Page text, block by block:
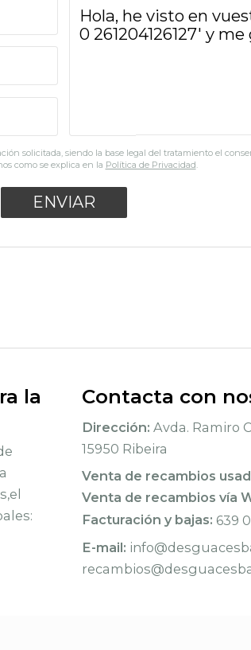
solicitada, siendo la base legal del tratamiento el
como se explica en la Política de Privacidad.
la
Contacta con
Dirección: Avda. Ramiro
15950 Ribeira
Venta de recambios
Venta de recambios vía
Facturación y bajas: 639
E-mail: